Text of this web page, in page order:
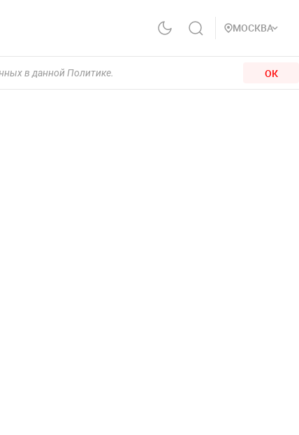
МОСКВА
в данной Политике. ОК